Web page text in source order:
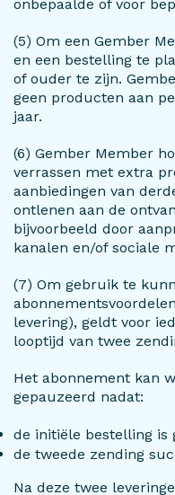
onbepaalde of voor
(5) Om een Gember
en een bestelling te
of ouder te zijn.
geen producten aan
jaar.
(6) Gember Member
verrassen met extra
aanbiedingen van
ontlenen aan de
bijvoorbeeld door
kanalen en/of sociale
(7) Om gebruik te
levering), geldt voor
looptijd van twee
Het abonnement kan
gepauzeerd nadat:
de initiële bestelling is
de tweede zending
Na deze twee